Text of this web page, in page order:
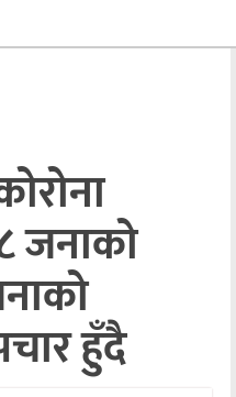
जनाको
हुँदै